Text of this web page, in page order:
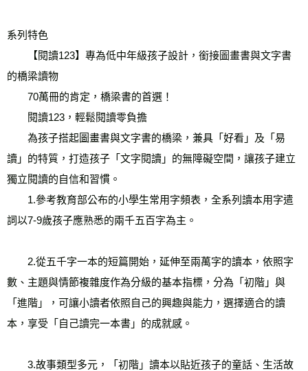
系列特色
【閱讀123】專為低中年級孩子設計，銜接圖畫書與文字書
的橋梁讀物
70萬冊的肯定，橋梁書的首選！
閱讀123，輕鬆閱讀零負擔
為孩子搭起圖畫書與文字書的橋梁，兼具「好看」及「易
讀」的特質，打造孩子「文字閱讀」的無障礙空間，讓孩子建立
獨立閱讀的自信和習慣。
1.參考教育部公布的小學生常用字頻表，全系列讀本用字遣
詞以7-9歲孩子應熟悉的兩千五百字為主。
2.從五千字一本的短篇開始，延伸至兩萬字的讀本，依照字
數、主題與情節複雜度作為分級的基本指標，分為「初階」與
「進階」，可讓小讀者依照自己的興趣與能力，選擇適合的讀
本，享受「自己讀完一本書」的成就感。
3.故事類型多元，「初階」讀本以貼近孩子的童話、生活故